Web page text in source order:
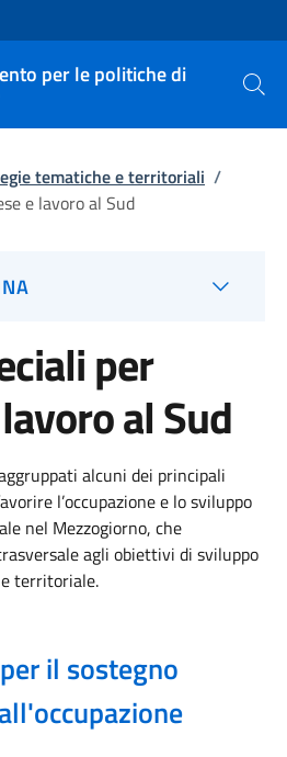
per le politiche di
Cerca
tematiche e territoriali /
e lavoro al Sud
per
al Sud
alcuni dei principali
l’occupazione e lo sviluppo
nel Mezzogiorno, che
agli obiettivi di sviluppo
territoriale.
il sostegno